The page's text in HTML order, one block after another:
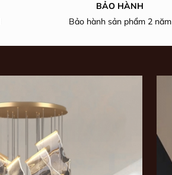
BẢO HÀNH
Bảo hành sản phẩm 2 năm